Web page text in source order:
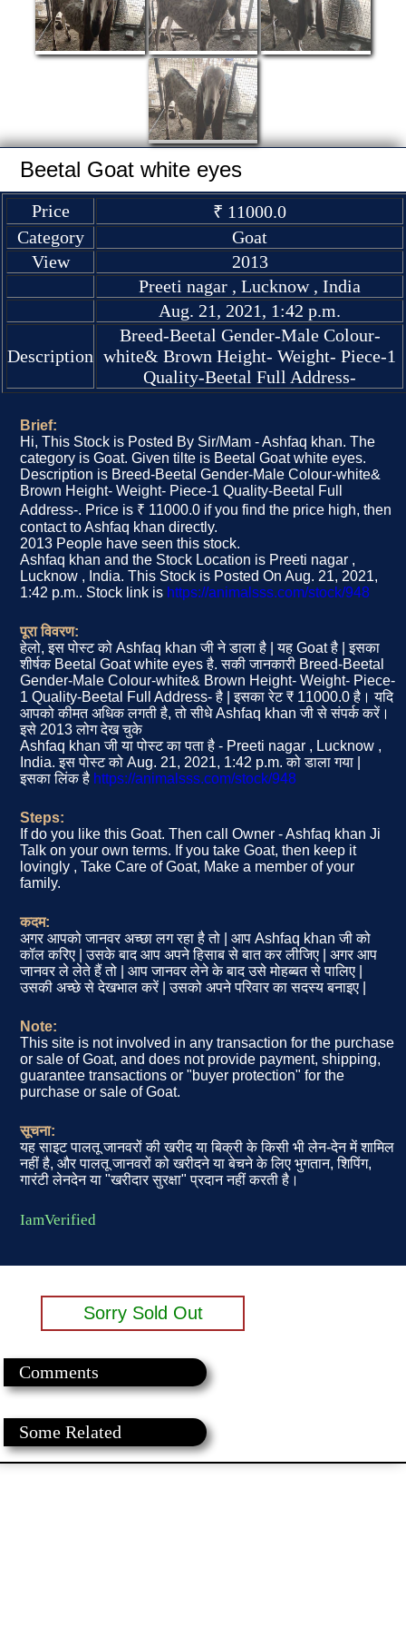
Beetal Goat white eyes
Price
₹ 11000.0
Category
Goat
View
2013
Preeti nagar , Lucknow , India
Aug. 21, 2021, 1:42 p.m.
Description
Breed-Beetal Gender-Male Colour-
white& Brown Height- Weight- Piece-1
Quality-Beetal Full Address-
Brief:
Hi, This Stock is Posted By Sir/Mam - Ashfaq khan. The
category is Goat. Given tilte is Beetal Goat white eyes.
Description is Breed-Beetal Gender-Male Colour-white&
Brown Height- Weight- Piece-1 Quality-Beetal Full
Address-. Price is ₹ 11000.0 if you find the price high, then
contact to Ashfaq khan directly.
2013 People have seen this stock.
Ashfaq khan and the Stock Location is Preeti nagar ,
Lucknow , India. This Stock is Posted On Aug. 21, 2021,
1:42 p.m.. Stock link is https://animalsss.com/stock/948
पूरा विवरण:
हेलो, इस पोस्ट को Ashfaq khan जी ने डाला है | यह Goat है | इसका
शीर्षक Beetal Goat white eyes है. सकी जानकारी Breed-Beetal
Gender-Male Colour-white& Brown Height- Weight- Piece-
1 Quality-Beetal Full Address- है | इसका रेट ₹ 11000.0 है। यदि
आपको कीमत अधिक लगती है, तो सीधे Ashfaq khan जी से संपर्क करें।
इसे 2013 लोग देख चुके
Ashfaq khan जी या पोस्ट का पता है - Preeti nagar , Lucknow ,
India. इस पोस्ट को Aug. 21, 2021, 1:42 p.m. को डाला गया |
इसका लिंक है https://animalsss.com/stock/948
Steps:
If do you like this Goat. Then call Owner - Ashfaq khan Ji
Talk on your own terms. If you take Goat, then keep it
lovingly , Take Care of Goat, Make a member of your
family.
कदम:
अगर आपको जानवर अच्छा लग रहा है तो | आप Ashfaq khan जी को
कॉल करिए | उसके बाद आप अपने हिसाब से बात कर लीजिए | अगर आप
जानवर ले लेते हैं तो | आप जानवर लेने के बाद उसे मोहब्बत से पालिए |
उसकी अच्छे से देखभाल करें | उसको अपने परिवार का सदस्य बनाइए |
Note:
This site is not involved in any transaction for the purchase
or sale of Goat, and does not provide payment, shipping,
guarantee transactions or "buyer protection" for the
purchase or sale of Goat.
सूचना:
यह साइट पालतू जानवरों की खरीद या बिक्री के किसी भी लेन-देन में शामिल
नहीं है, और पालतू जानवरों को खरीदने या बेचने के लिए भुगतान, शिपिंग,
गारंटी लेनदेन या "खरीदार सुरक्षा" प्रदान नहीं करती है।
IamVerified
Sorry Sold Out
Comments
Some Related